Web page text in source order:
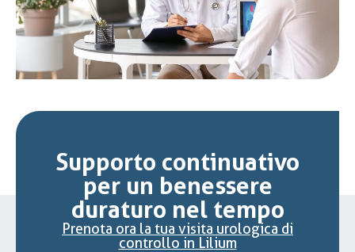
Supporto continuativo
per un benessere
duraturo nel tempo
Prenota ora la tua visita urologica di
controllo in Lilium